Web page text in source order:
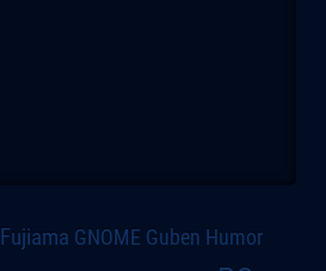
Fujiama GNOME Guben Humor